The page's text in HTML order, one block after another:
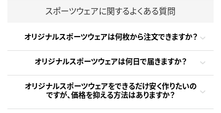
スポーツウェアに関するよくある質問
オリジナルスポーツウェアは何枚から注文できますか？
オリジナルスポーツウェアは何日で届きますか？
オリジナルスポーツウェアをできるだけ安く作りたいの
ですが、価格を抑える方法はありますか？